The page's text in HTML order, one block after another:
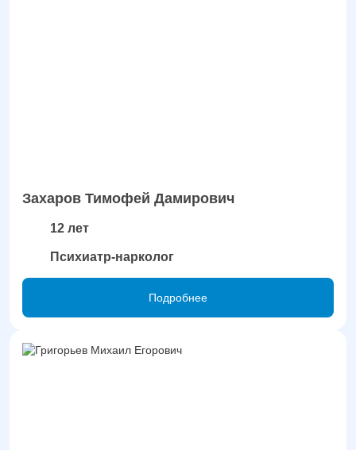
Захаров Тимофей Дамирович
12 лет
Психиатр-нарколог
Подробнее